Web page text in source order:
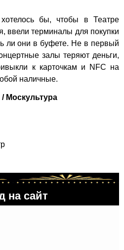
бы, чтобы в Театре
ввели терминалы для покупки
ли они в буфете. Не в первый
залы теряют деньги,
к карточкам и NFC на
наличные.
Москультура
на сайт